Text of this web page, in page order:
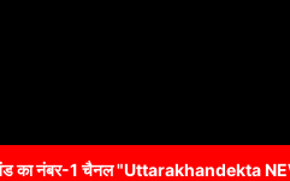
NEWS" आप हमें अपने